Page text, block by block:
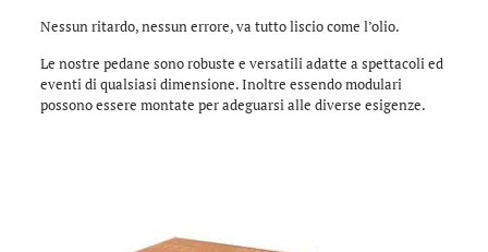
Nessun ritardo, nessun errore, va tutto liscio come l’olio.
Le nostre pedane sono robuste e versatili adatte a spettacoli ed
eventi di qualsiasi dimensione. Inoltre essendo modulari
possono essere montate per adeguarsi alle diverse esigenze.